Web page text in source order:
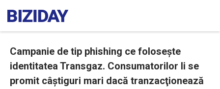
Campanie de tip phishing ce foloseşte
identitatea Transgaz. Consumatorilor li se
promit câştiguri mari dacă tranzacţionează